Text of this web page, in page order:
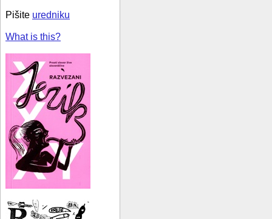
Pišite uredniku
What is this?